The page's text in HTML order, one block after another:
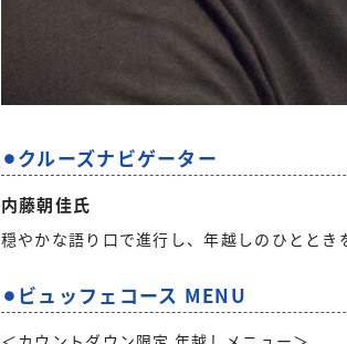
⚫︎クルーズナビゲーター
内藤朝佳氏
穏やかな語り口で進行し、年越しのひととき
⚫︎ビュッフェコース MENU